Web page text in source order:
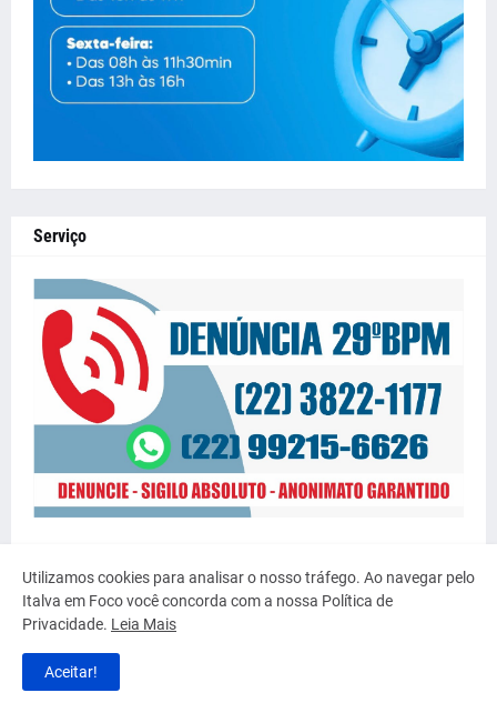
Serviço
Utilizamos cookies para analisar o nosso tráfego. Ao navegar pelo
Italva em Foco você concorda com a nossa Política de
Privacidade. Leia Mais
Aceitar!